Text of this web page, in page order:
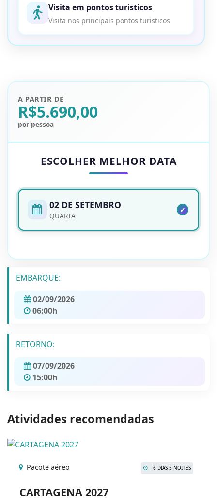
Visita em pontos turisticos
Visita nos principais pontos turisticos
A PARTIR DE
R$5.690,00
por pessoa
ESCOLHER MELHOR DATA
02 DE SETEMBRO
QUARTA
EMBARQUE:
02/09/2026
06:00h
RETORNO:
07/09/2026
15:00h
Atividades recomendadas
Pacote aéreo 6 DIAS 5 NOITES
CARTAGENA 2027